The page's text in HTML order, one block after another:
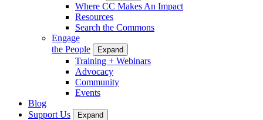
Where CC Makes An Impact
Resources
Search the Commons
Engage
the People
Expand
Training + Webinars
Advocacy
Community
Events
Blog
Support Us
Expand